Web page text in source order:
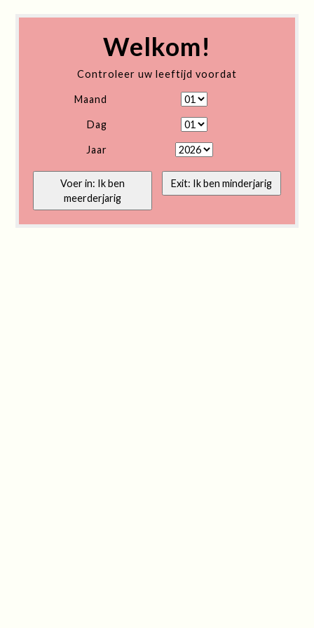
Welkom!
Controleer uw leeftijd voordat
Maand
Dag
Jaar